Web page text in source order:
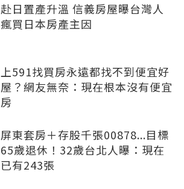
赴日置產升溫 信義房屋曝台灣人
瘋買日本房產主因
上591找買房永遠都找不到便宜好
屋？網友無奈：現在根本沒有便宜
房
屏東套房＋存股千張00878...目標
65歲退休！32歲台北人曝：現在
已有243張